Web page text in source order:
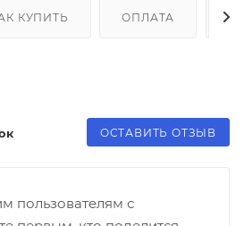
КУПИТЬ ОПЛАТА
ОСТАВИТЬ ОТЗЫВ
пользователям с